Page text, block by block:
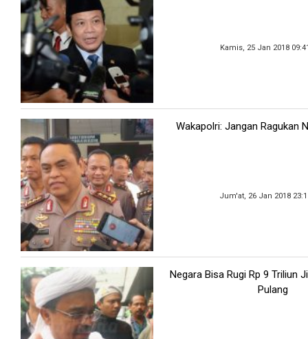
Kamis, 25 Jan 2018
Wakapolri: Jangan Ragukan
Jum'at, 26 Jan 2018
Negara Bisa Rugi Rp 9 Triliun
Pulang